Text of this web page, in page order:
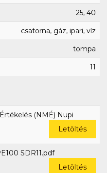
25, 40
csatorna, gáz, ipari, víz
tompa
11
(NMÉ) Nupi
Letöltés
SDR11.pdf
Letöltés